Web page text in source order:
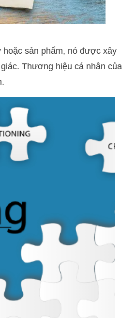
hoặc sản phẩm, nó được xây
Thương hiệu cá nhân của